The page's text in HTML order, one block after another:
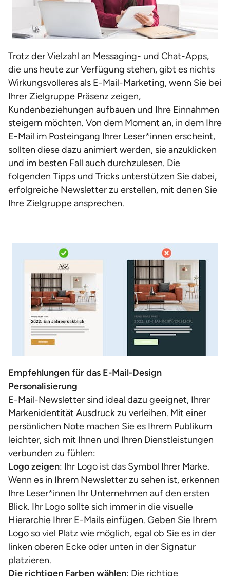
Trotz der Vielzahl an Messaging- und Chat-Apps,
die uns heute zur Verfügung stehen, gibt es nichts
Wirkungsvolleres als E-Mail-Marketing, wenn Sie bei
Ihrer Zielgruppe Präsenz zeigen,
Kundenbeziehungen aufbauen und Ihre Einnahmen
steigern möchten. Von dem Moment an, in dem Ihre
E-Mail im Posteingang Ihrer Leser*innen erscheint,
sollten diese dazu animiert werden, sie anzuklicken
und im besten Fall auch durchzulesen. Die
folgenden Tipps und Tricks unterstützen Sie dabei,
erfolgreiche Newsletter zu erstellen, mit denen Sie
Ihre Zielgruppe ansprechen.
Empfehlungen für das E-Mail-Design
Personalisierung
E-Mail-Newsletter sind ideal dazu geeignet, Ihrer
Markenidentität Ausdruck zu verleihen. Mit einer
persönlichen Note machen Sie es Ihrem Publikum
leichter, sich mit Ihnen und Ihren Dienstleistungen
verbunden zu fühlen:
Logo zeigen: Ihr Logo ist das Symbol Ihrer Marke.
Wenn es in Ihrem Newsletter zu sehen ist, erkennen
Ihre Leser*innen Ihr Unternehmen auf den ersten
Blick. Ihr Logo sollte sich immer in die visuelle
Hierarchie Ihrer E-Mails einfügen. Geben Sie Ihrem
Logo so viel Platz wie möglich, egal ob Sie es in der
linken oberen Ecke oder unten in der Signatur
platzieren.
Die richtigen Farben wählen: Die richtige